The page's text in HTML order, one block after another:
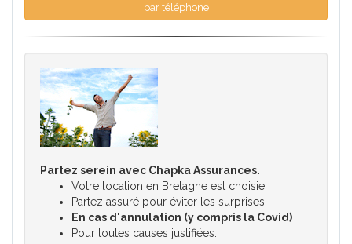
par téléphone
Partez serein avec Chapka Assurances.
Votre location en Bretagne est choisie.
Partez assuré pour éviter les surprises.
En cas d'annulation (y compris la Covid)
Pour toutes causes justifiées.